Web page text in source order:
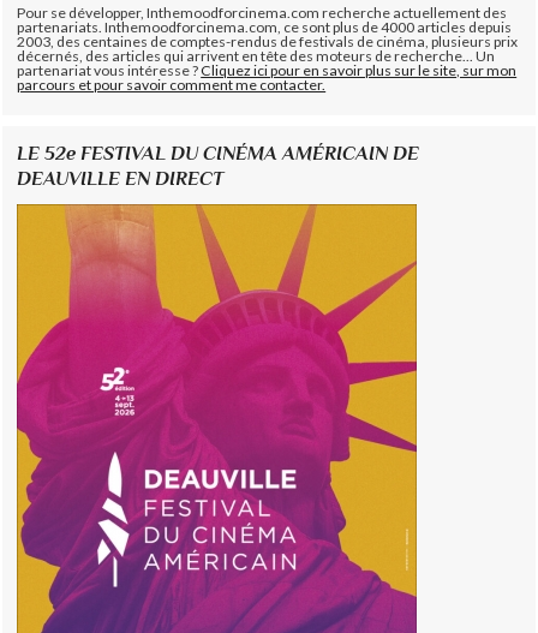
Pour se développer, Inthemoodforcinema.com recherche actuellement des
partenariats. Inthemoodforcinema.com, ce sont plus de 4000 articles depuis
2003, des centaines de comptes-rendus de festivals de cinéma, plusieurs prix
décernés, des articles qui arrivent en tête des moteurs de recherche... Un
partenariat vous intéresse ?Cliquez ici pour en savoir plus sur le site, sur mon
parcours et pour savoir comment me contacter.
LE 52e FESTIVAL DU CINÉMA AMÉRICAIN DE
DEAUVILLE EN DIRECT